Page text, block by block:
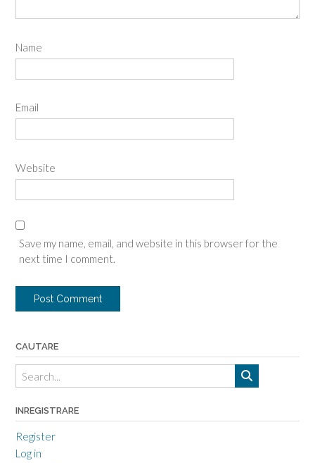
Name
Email
Website
Save my name, email, and website in this browser for the
next time I comment.
CAUTARE
INREGISTRARE
Register
Log in